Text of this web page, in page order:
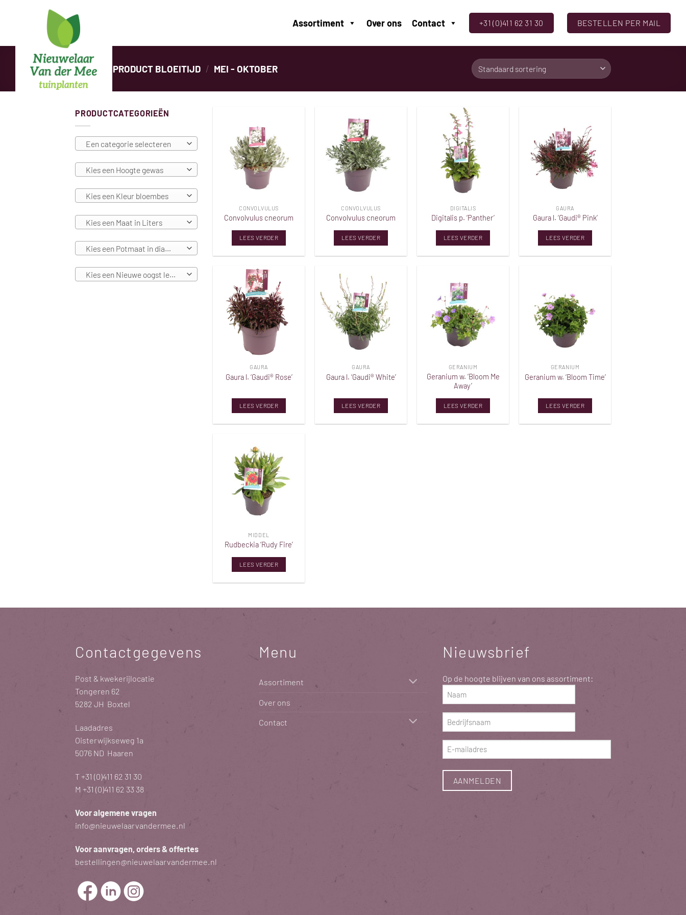
Assortiment Over ons Contact +31 (0)411 62 31 30 BESTELLEN PER MAIL
HOME PRODUCT BLOEITIJD / MEI - OKTOBER
PRODUCTCATEGORIEËN
Een categorie selecteren
Kies een Hoogte gewas
Kies een Kleur bloembes
Kies een Maat in Liters
Kies een Potmaat in diameters
Kies een Nieuwe oogst leverbaar vanaf
Toevoegen
verlanglijst
CONVOLVULUS
Convolvulus cneorum
LEES VERDER
Toevoegen
aan
verlanglijst
CONVOLVULUS
Convolvulus cneorum
LEES VERDER
verlanglijst
DIGITALIS
Digitalis p. ‘Panther’
LEES VERDER
Toevoegen
aan
verlanglijst
GAURA
Gaura l. ‘Gaudi® Pink’
LEES VERDER
Toevoegen
aan
verlanglijst
GAURA
Gaura l. ‘Gaudi® Rose’
LEES VERDER
Toevoegen
aan
verlanglijst
GAURA
Gaura l. ‘Gaudi® White’
LEES VERDER
verlanglijst
GERANIUM
Geranium w. ‘Bloom Me
Away’
LEES VERDER
verlanglijst
GERANIUM
Geranium w. ‘Bloom Time’
LEES VERDER
Toevoegen
aan
verlanglijst
MIDDEL
Rudbeckia ‘Rudy Fire’
LEES VERDER
Contactgegevens
Post & kwekerijlocatie
Tongeren 62
5282 JH Boxtel
Laadadres
Oisterwijkseweg 1a
5076 ND Haaren
T+31 (0)411 62 31 30
M +31 (0)411 62 33 38
Voor algemene vragen
info@nieuwelaarvandermee.nl
Voor aanvragen, orders & offertes
bestellingen@nieuwelaarvandermee.nl
Menu
Assortiment
Over ons
Contact
Nieuwsbrief
Op de hoogte blijven van ons assortiment:
Naam
(Vereist)
Bedrijfsnaam
(Vereist)
E-
mailadres
(Vereist)